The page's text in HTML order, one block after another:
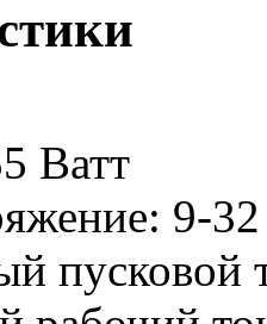
Ватт
9-32
пусковой